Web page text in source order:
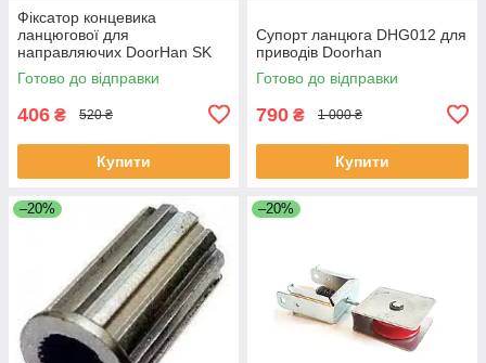
Фіксатор концевика
ланцюгової для
направляючих DoorHan SK
Готово до відправки
406 ₴ 520 ₴
Купити
Супорт ланцюга DHG012 для
приводів Doorhan
Готово до відправки
790 ₴ 1 000 ₴
Купити
–20% –20%